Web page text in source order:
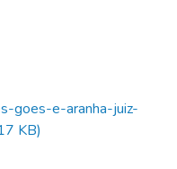
goes-e-aranha-juiz-
KB)